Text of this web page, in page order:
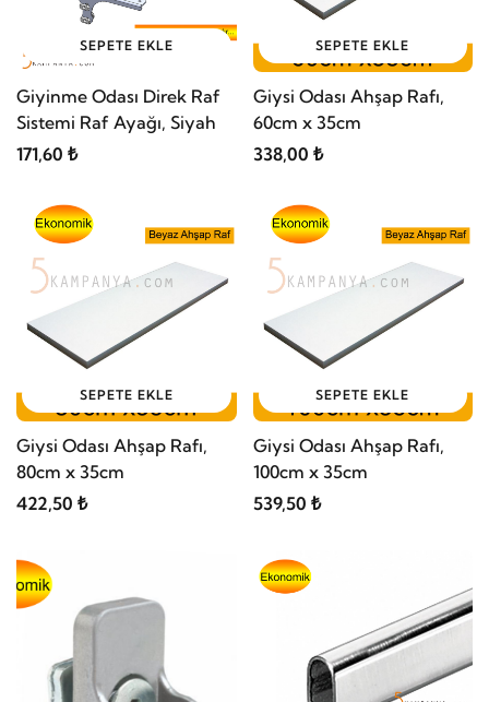
SEPETE EKLE
Giyinme Odası Direk Raf
Sistemi Raf Ayağı, Siyah
171,60 ₺
SEPETE EKLE
Giysi Odası Ahşap Rafı,
60cm x 35cm
338,00 ₺
SEPETE EKLE
Giysi Odası Ahşap Rafı,
80cm x 35cm
422,50 ₺
SEPETE EKLE
Giysi Odası Ahşap Rafı,
100cm x 35cm
539,50 ₺